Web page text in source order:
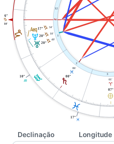
J
K
L
1
W
2
3
12
J
6°
10'
K
10°
L
17°
l17° J 34'
U 20° J 10'
T 20°J 49'
S
00°
L
06'
È
07°
A
01'
Declinação Longitude